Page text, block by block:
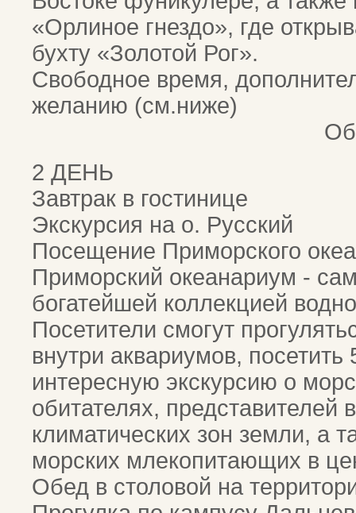
«Орлиное гнездо», где
бухту «Золотой Рог».
Свободное время,
желанию
2 ДЕНЬ
Завтрак в гостинице
Экскурсия на о. Русский
Посещение Приморского
Приморский океанариум -
богатейшей коллекцией
Посетители смогут
внутри аквариумов,
интересную экскурсию о
обитателях, представителей
климатических зон земли, а
морских млекопитающих в
Обед в столовой на